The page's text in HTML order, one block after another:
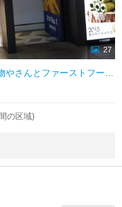
27
台北駅の地下街の一角、お土産物やさんとファーストフード（モスもありました）などの店のあつまったちょっとおしゃれなショッピングゾーンといった感じでした。「誠品」はもともとは本屋さんだったのが手を広げて雑貨やくらし全般全体を扱
の区域)